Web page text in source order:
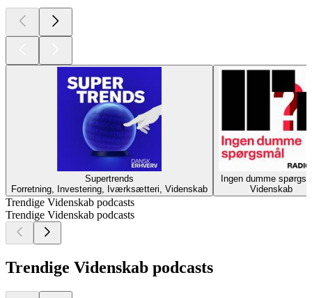
Supertrends
Forretning, Investering, Iværksætteri, Videnskab
Ingen dumme
Videnskab
Trendige Videnskab podcasts
Trendige Videnskab podcasts
Trendige Videnskab podcasts